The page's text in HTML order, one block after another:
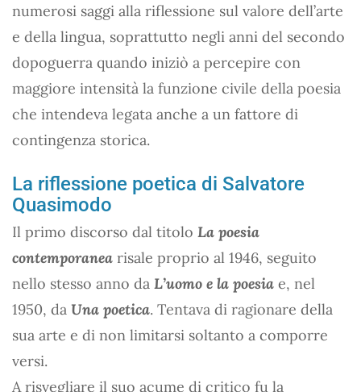
numerosi saggi alla riflessione sul valore dell’arte
e della lingua, soprattutto negli anni del secondo
dopoguerra quando iniziò a percepire con
maggiore intensità la funzione civile della poesia
che intendeva legata anche a un fattore di
contingenza storica.
La riflessione poetica di Salvatore
Quasimodo
Il primo discorso dal titolo La poesia
contemporanea risale proprio al 1946, seguito
nello stesso anno da L’uomo e la poesia e, nel
1950, da Una poetica. Tentava di ragionare della
sua arte e di non limitarsi soltanto a comporre
versi.
A risvegliare il suo acume di critico fu la